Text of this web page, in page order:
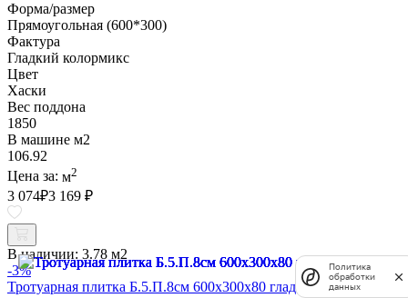
Форма/размер
Прямоугольная (600*300)
Фактура
Гладкий колормикс
Цвет
Хаски
Вес поддона
1850
В машине м2
106.92
Цена за: м2
3 074₽3 169 ₽
В наличии: 3.78 м2
-3%
Тротуарная плитка Б.5.П.8см 600х300х80 гладкий Белый
Политика
обработки
данных